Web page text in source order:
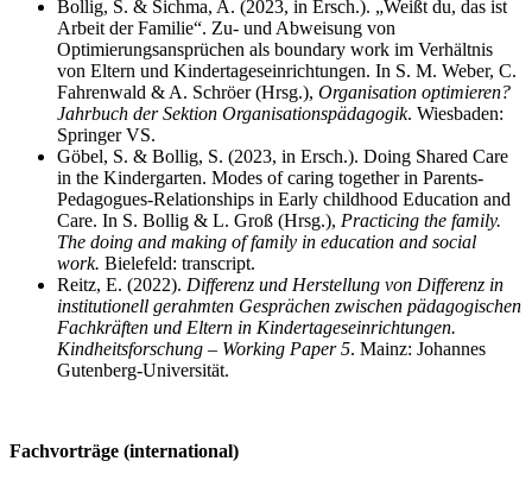
Bollig, S. & Sichma, A. (2023, in Ersch.). „Weißt du, das ist
Arbeit der Familie“. Zu- und Abweisung von
Optimierungsansprüchen als boundary work im Verhältnis
von Eltern und Kindertageseinrichtungen. In S. M. Weber, C.
Fahrenwald & A. Schröer (Hrsg.), Organisation optimieren?
Jahrbuch der Sektion Organisationspädagogik. Wiesbaden:
Springer VS.
Göbel, S. & Bollig, S. (2023, in Ersch.). Doing Shared Care
in the Kindergarten. Modes of caring together in Parents-
Pedagogues-Relationships in Early childhood Education and
Care. In S. Bollig & L. Groß (Hrsg.), Practicing the family.
The doing and making of family in education and social
work. Bielefeld: transcript.
Reitz, E. (2022). Differenz und Herstellung von Differenz in
institutionell gerahmten Gesprächen zwischen pädagogischen
Fachkräften und Eltern in Kindertageseinrichtungen.
Kindheitsforschung – Working Paper 5. Mainz: Johannes
Gutenberg-Universität.
Fachvorträge (international)